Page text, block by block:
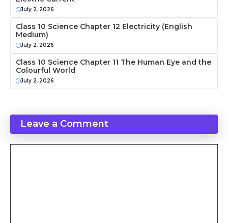
July 2, 2026
Class 10 Science Chapter 12 Electricity (English
Medium)
July 2, 2026
Class 10 Science Chapter 11 The Human Eye and the
Colourful World
July 2, 2026
Leave a Comment